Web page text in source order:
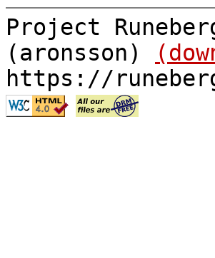
Project
(aronsson)
https://